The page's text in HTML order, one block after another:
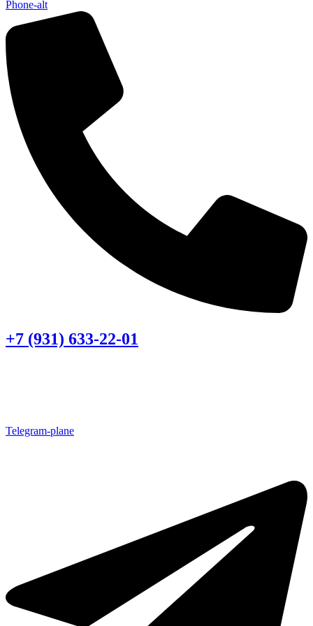
Phone-alt
+7 (931) 633-22-01
Telegram-plane